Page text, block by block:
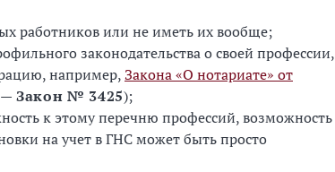
работников или не иметь их вообще;
законодательства о своей профессии,
например,Закона «О нотариате» от
Закон № 3425);
к этому перечню профессий, возможность
на учет в ГНС может быть просто